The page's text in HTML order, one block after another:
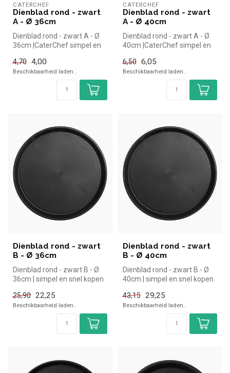
CATERCHEF
Dienblad rond - zwart
A - Ø 36cm
Dienblad rond - zwart A - Ø
36cm |CaterChef simpel en
4,70 4,00
Beschikbaarheid laden..
CATERCHEF
Dienblad rond - zwart
A - Ø 40cm
Dienblad rond - zwart A - Ø
40cm |CaterChef simpel en
6,50 6,05
Beschikbaarheid laden..
Dienblad rond - zwart
B - Ø 36cm
Dienblad rond - zwart B - Ø
36cm | simpel en snel kopen
25,90 22,25
Beschikbaarheid laden..
Dienblad rond - zwart
B - Ø 40cm
Dienblad rond - zwart B - Ø
40cm | simpel en snel kopen
43,15 29,25
Beschikbaarheid laden..